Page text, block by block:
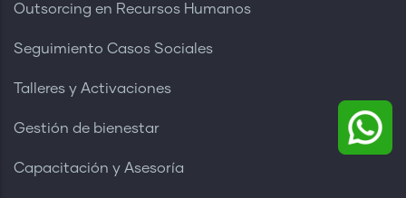
Outsorcing en Recursos Humanos
Seguimiento Casos Sociales
Talleres y Activaciones
Gestión de bienestar
Capacitación y Asesoría